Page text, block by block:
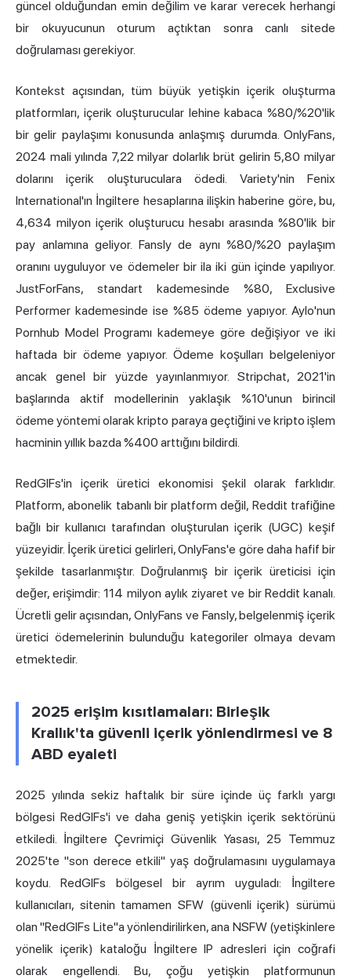
güncel olduğundan emin değilim ve karar verecek herhangi
bir okuyucunun oturum açtıktan sonra canlı sitede
doğrulaması gerekiyor.
Kontekst açısından, tüm büyük yetişkin içerik oluşturma
platformları, içerik oluşturucular lehine kabaca %80/%20'lik
bir gelir paylaşımı konusunda anlaşmış durumda. OnlyFans,
2024 mali yılında 7,22 milyar dolarlık brüt gelirin 5,80 milyar
dolarını içerik oluşturuculara ödedi. Variety'nin Fenix
International'ın İngiltere hesaplarına ilişkin haberine göre, bu,
4,634 milyon içerik oluşturucu hesabı arasında %80'lik bir
pay anlamına geliyor. Fansly de aynı %80/%20 paylaşım
oranını uyguluyor ve ödemeler bir ila iki gün içinde yapılıyor.
JustForFans, standart kademesinde %80, Exclusive
Performer kademesinde ise %85 ödeme yapıyor. Aylo'nun
Pornhub Model Programı kademeye göre değişiyor ve iki
haftada bir ödeme yapıyor. Ödeme koşulları belgeleniyor
ancak genel bir yüzde yayınlanmıyor. Stripchat, 2021'in
başlarında aktif modellerinin yaklaşık %10'unun birincil
ödeme yöntemi olarak kripto paraya geçtiğini ve kripto işlem
hacminin yıllık bazda %400 arttığını bildirdi.
RedGIFs'in içerik üretici ekonomisi şekil olarak farklıdır.
Platform, abonelik tabanlı bir platform değil, Reddit trafiğine
bağlı bir kullanıcı tarafından oluşturulan içerik (UGC) keşif
yüzeyidir. İçerik üretici gelirleri, OnlyFans'e göre daha hafif bir
şekilde tasarlanmıştır. Doğrulanmış bir içerik üreticisi için
değer, erişimdir: 114 milyon aylık ziyaret ve bir Reddit kanalı.
Ücretli gelir açısından, OnlyFans ve Fansly, belgelenmiş içerik
üretici ödemelerinin bulunduğu kategoriler olmaya devam
etmektedir.
2025 erişim kısıtlamaları: Birleşik
Krallık'ta güvenli içerik yönlendirmesi ve 8
ABD eyaleti
2025 yılında sekiz haftalık bir süre içinde üç farklı yargı
bölgesi RedGIFs'i ve daha geniş yetişkin içerik sektörünü
etkiledi. İngiltere Çevrimiçi Güvenlik Yasası, 25 Temmuz
2025'te "son derece etkili" yaş doğrulamasını uygulamaya
koydu. RedGIFs bölgesel bir ayrım uyguladı: İngiltere
kullanıcıları, sitenin tamamen SFW (güvenli içerik) sürümü
olan "RedGIFs Lite"a yönlendirilirken, ana NSFW (yetişkinlere
yönelik içerik) kataloğu İngiltere IP adresleri için coğrafi
olarak engellendi. Bu, çoğu yetişkin platformunun